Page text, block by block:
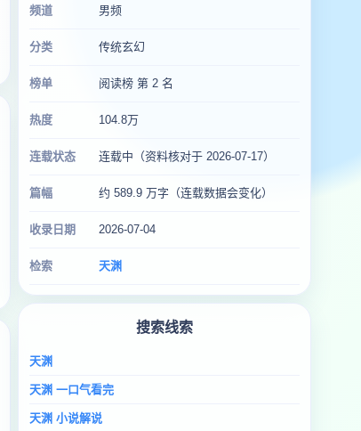
频道 男频
分类 传统玄幻
榜单 阅读榜 第 2 名
热度 104.8万
连载状态 连载中（资料核对于 2026-07-17）
篇幅 约 589.9 万字（连载数据会变化）
收录日期 2026-07-04
检索 天渊
搜索线索
天渊
天渊 一口气看完
天渊 小说解说